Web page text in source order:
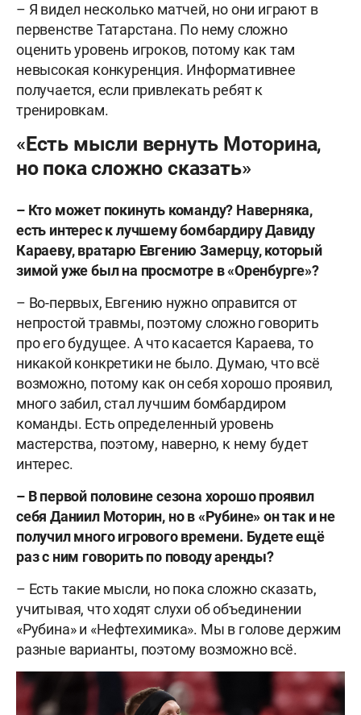
– Я видел несколько матчей, но они играют в
первенстве Татарстана. По нему сложно
оценить уровень игроков, потому как там
невысокая конкуренция. Информативнее
получается, если привлекать ребят к
тренировкам.
«Есть мысли вернуть Моторина,
но пока сложно сказать»
– Кто может покинуть команду? Наверняка,
есть интерес к лучшему бомбардиру Давиду
Караеву, вратарю Евгению Замерцу, который
зимой уже был на просмотре в «Оренбурге»?
– Во-первых, Евгению нужно оправится от
непростой травмы, поэтому сложно говорить
про его будущее. А что касается Караева, то
никакой конкретики не было. Думаю, что всё
возможно, потому как он себя хорошо проявил,
много забил, стал лучшим бомбардиром
команды. Есть определенный уровень
мастерства, поэтому, наверно, к нему будет
интерес.
– В первой половине сезона хорошо проявил
себя Даниил Моторин, но в «Рубине» он так и не
получил много игрового времени. Будете ещë
раз с ним говорить по поводу аренды?
– Есть такие мысли, но пока сложно сказать,
учитывая, что ходят слухи об объединении
«Рубина» и «Нефтехимика». Мы в голове держим
разные варианты, поэтому возможно всё.